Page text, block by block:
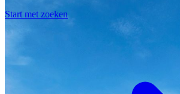
Start met zoeken